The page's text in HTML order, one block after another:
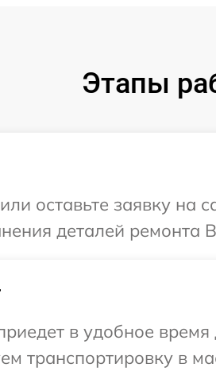
Этапы
оставьте заявку на
деталей ремонта
в удобное время
транспортировку в